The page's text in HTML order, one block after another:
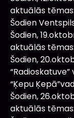
aktuālās tēmas:
Šodien
Šodien,
aktuālās tēmas:
Šodien,
“Ķepu
Šodien,
aktuālās tēmas: